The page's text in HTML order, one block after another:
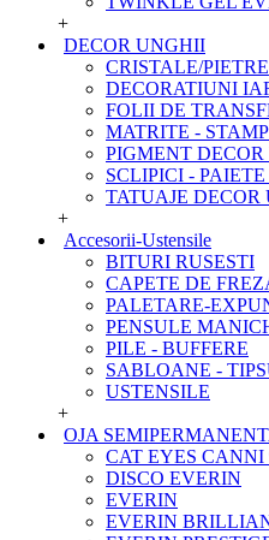
+
DECOR UNGHII
CRISTALE/PIETRE
DECORATIUNI
FOLII DE
MATRITE -
PIGMENT
SCLIPICI -
TATUAJE DECOR
+
Accesorii-Ustensile
BITURI RUSESTI
CAPETE DE
PALETARE-
PENSULE
PILE - BUFFERE
SABLOANE -
USTENSILE
+
OJA
CAT EYES CANNI
DISCO EVERIN
EVERIN
EVERIN